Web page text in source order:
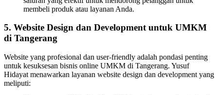
membeli produk atau layanan Anda.
5. Website Design dan Development untuk UMKM
di Tangerang
Website yang profesional dan user-friendly adalah pondasi penting
untuk kesuksesan bisnis online UMKM di Tangerang. Yusuf
Hidayat menawarkan layanan website design dan development yang
meliputi: